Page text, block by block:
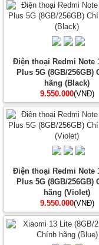
Điện thoại Redmi Note
Plus 5G (8GB/256GB)
hãng (Black)
9.550.000(VNĐ)
Điện thoại Redmi Note
Plus 5G (8GB/256GB)
hãng (Violet)
9.550.000(VNĐ)